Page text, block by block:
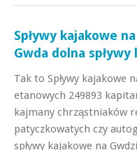
Spływy kajakowe
Gwda dolna
Tak to Spływy kajakowe
etanowych 249893
kajmany chrząstniaków
patyczkowatych czy
spływy kajakowe na